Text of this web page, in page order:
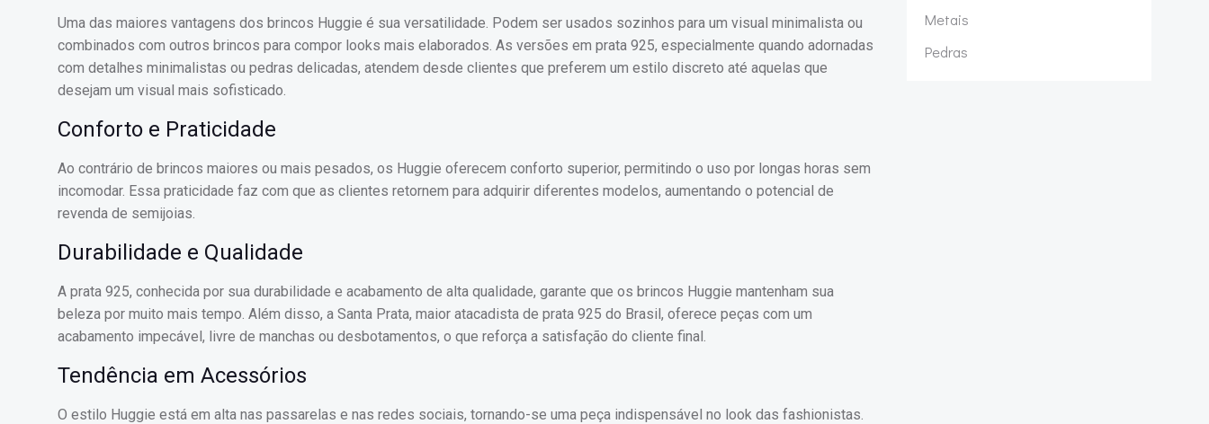
Uma das maiores vantagens dos brincos Huggie é sua versatilidade. Podem ser usados sozinhos para um visual minimalista ou
combinados com outros brincos para compor looks mais elaborados. As versões em prata 925, especialmente quando adornadas
com detalhes minimalistas ou pedras delicadas, atendem desde clientes que preferem um estilo discreto até aquelas que
desejam um visual mais sofisticado.
Conforto e Praticidade
Ao contrário de brincos maiores ou mais pesados, os Huggie oferecem conforto superior, permitindo o uso por longas horas sem
incomodar. Essa praticidade faz com que as clientes retornem para adquirir diferentes modelos, aumentando o potencial de
revenda de semijoias.
Durabilidade e Qualidade
A prata 925, conhecida por sua durabilidade e acabamento de alta qualidade, garante que os brincos Huggie mantenham sua
beleza por muito mais tempo. Além disso, a Santa Prata, maior atacadista de prata 925 do Brasil, oferece peças com um
acabamento impecável, livre de manchas ou desbotamentos, o que reforça a satisfação do cliente final.
Tendência em Acessórios
O estilo Huggie está em alta nas passarelas e nas redes sociais, tornando-se uma peça indispensável no look das fashionistas.
Metais
Pedras